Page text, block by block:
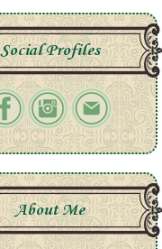
Social Profiles
About Me